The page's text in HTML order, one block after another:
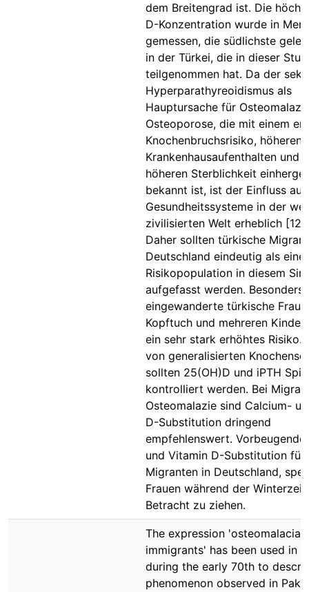
dem Breitengrad ist. Die
D-Konzentration wurde in
gemessen, die südlichste
in der Türkei, die in dieser
teilgenommen hat. Da der
Hyperparathyreoidismus als
Hauptursache für
Osteoporose, die mit einem
Knochenbruchsrisiko, höheren
Krankenhausaufenthalten und
höheren Sterblichkeit
bekannt ist, ist der Einfluss
Gesundheitssysteme in der
zivilisierten Welt erheblich
Daher sollten türkische
Deutschland eindeutig als eine
Risikopopulation in diesem
aufgefasst werden. Besonders
eingewanderte türkische
Kopftuch und mehreren
ein sehr stark erhöhtes Risiko.
von generalisierten
sollten 25(OH)D und iPTH
kontrolliert werden. Bei
Osteomalazie sind Calcium-
D-Substitution dringend
empfehlenswert.
und Vitamin D-Substitution für
Migranten in Deutschland,
Frauen während der
Betracht zu ziehen.
The expression 'osteomalacia
immigrants' has been used in
during the early 70th to
phenomenon observed in